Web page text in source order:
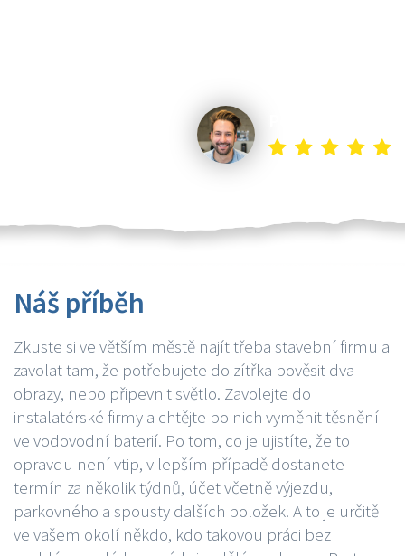
Náš příběh
Zkuste si ve větším městě najít třeba stavební firmu a
zavolat tam, že potřebujete do zítřka pověsit dva
obrazy, nebo připevnit světlo. Zavolejte do
instalatérské firmy a chtějte po nich vyměnit těsnění
ve vodovodní baterií. Po tom, co je ujistíte, že to
opravdu není vtip, v lepším případě dostanete
termín za několik týdnů, účet včetně výjezdu,
parkovného a spousty dalších položek. A to je určitě
ve vašem okolí někdo, kdo takovou práci bez